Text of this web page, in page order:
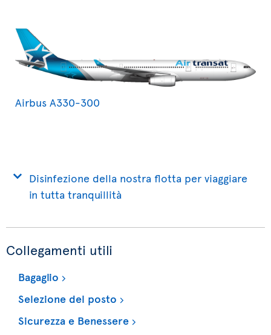
Airbus A330-300
Disinfezione della nostra flotta per viaggiare
in tutta tranquillità
Collegamenti utili
Bagaglio
Selezione del posto
Sicurezza e Benessere